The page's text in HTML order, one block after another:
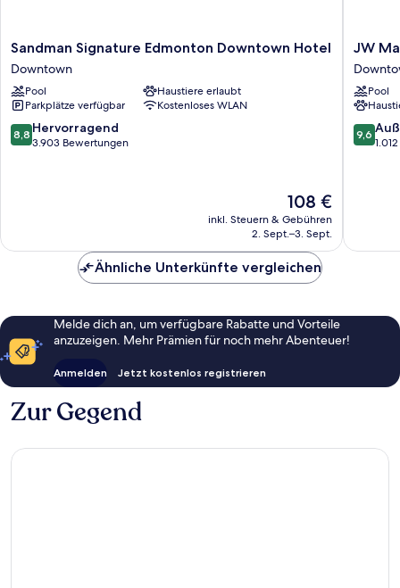
Sandman
Signature
Edmonton
Downtown
Hotel
Downtown
Sandman Signature Edmonton Downtown Hotel
Downtown
Pool
Haustiere erlaubt
Parkplätze verfügbar
Kostenloses WLAN
8.8
von
8,8 Hervorragend
3.903 Bewertungen
Der
Preis
beträgt
108 €
inkl. Steuern & Gebühren
2. Sept.–3. Sept.
JW
Marriott
ICE
District
JW
Pool
9.6
von
9,6
Ähnliche Unterkünfte vergleichen
Melde dich an, um verfügbare Rabatte und Vorteile
anzuzeigen. Mehr Prämien für noch mehr Abenteuer!
Anmelden Jetzt kostenlos registrieren
Zur Gegend